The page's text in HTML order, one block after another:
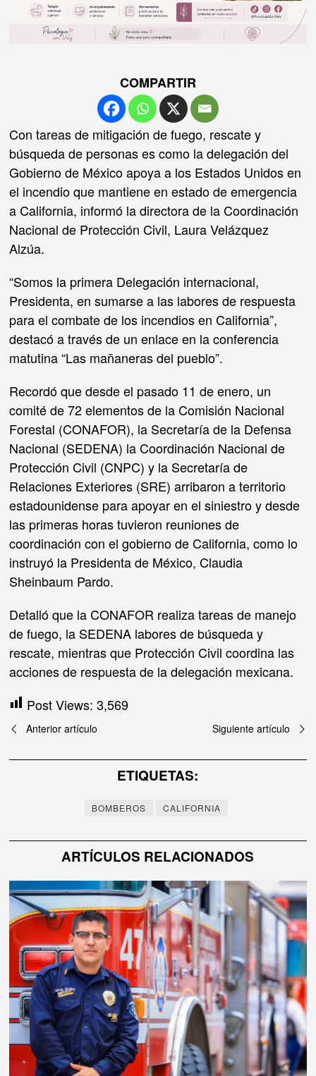
COMPARTIR
Con tareas de mitigación de fuego, rescate y
búsqueda de personas es como la delegación del
Gobierno de México apoya a los Estados Unidos en
el incendio que mantiene en estado de emergencia
a California, informó la directora de la Coordinación
Nacional de Protección Civil, Laura Velázquez
Alzúa.
“Somos la primera Delegación internacional,
Presidenta, en sumarse a las labores de respuesta
para el combate de los incendios en California”,
destacó a través de un enlace en la conferencia
matutina “Las mañaneras del pueblo”.
Recordó que desde el pasado 11 de enero, un
comité de 72 elementos de la Comisión Nacional
Forestal (CONAFOR), la Secretaría de la Defensa
Nacional (SEDENA) la Coordinación Nacional de
Protección Civil (CNPC) y la Secretaría de
Relaciones Exteriores (SRE) arribaron a territorio
estadounidense para apoyar en el siniestro y desde
las primeras horas tuvieron reuniones de
coordinación con el gobierno de California, como lo
instruyó la Presidenta de México, Claudia
Sheinbaum Pardo.
Detalló que la CONAFOR realiza tareas de manejo
de fuego, la SEDENA labores de búsqueda y
rescate, mientras que Protección Civil coordina las
acciones de respuesta de la delegación mexicana.
Post Views: 3,569
Navegación
de
Anterior artículo Siguiente artículo
ETIQUETAS:
BOMBEROS CALIFORNIA
ARTÍCULOS RELACIONADOS